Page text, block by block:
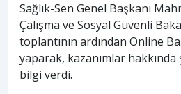
Sağlık-Sen Genel Başkanı
Çalışma ve Sosyal Güvenli
toplantının ardından Online
yaparak, kazanımlar
bilgi verdi.